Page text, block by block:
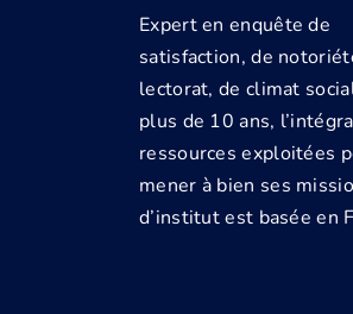
Expert en enquête de
satisfaction, de
lectorat, de climat
plus de 10 ans,
ressources exploitées
mener à bien ses
d’institut est basée en